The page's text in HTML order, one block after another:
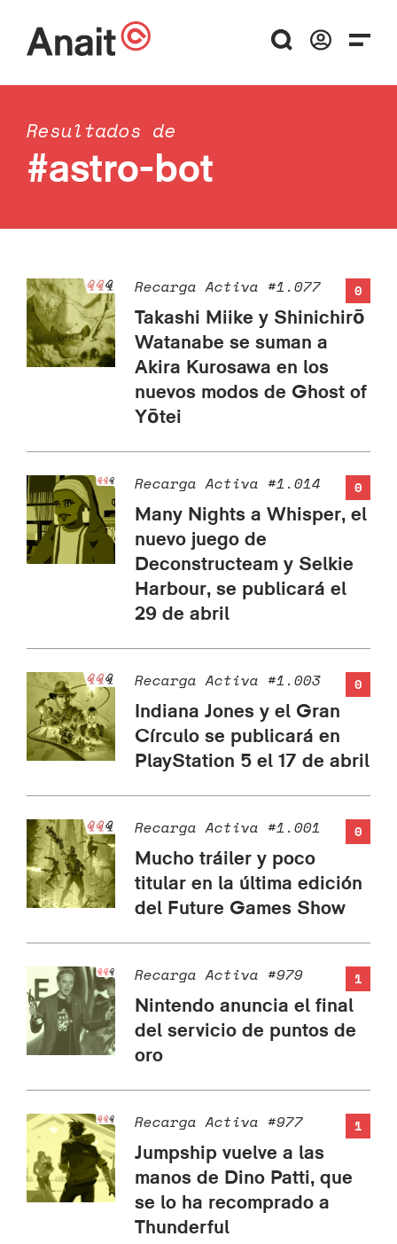
Resultados de
#astro-bot
0
Recarga Activa #1.077
Takashi Miike y Shinichirō
Watanabe se suman a
Akira Kurosawa en los
nuevos modos de Ghost of
Yōtei
0
Recarga Activa #1.014
Many Nights a Whisper, el
nuevo juego de
Deconstructeam y Selkie
Harbour, se publicará el
29 de abril
0
Recarga Activa #1.003
Indiana Jones y el Gran
Círculo se publicará en
PlayStation 5 el 17 de abril
0
Recarga Activa #1.001
Mucho tráiler y poco
titular en la última edición
del Future Games Show
1
Recarga Activa #979
Nintendo anuncia el final
del servicio de puntos de
oro
1
Recarga Activa #977
Jumpship vuelve a las
manos de Dino Patti, que
se lo ha recomprado a
Thunderful